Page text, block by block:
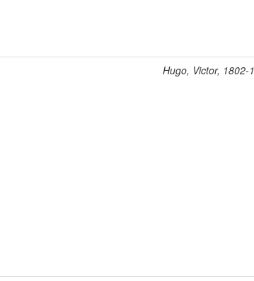
Hugo, Victor, 1802-